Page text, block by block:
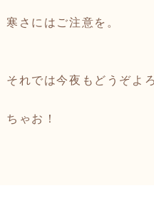
寒さにはご注意を。
それでは今夜もどうぞよ
ちゃお！